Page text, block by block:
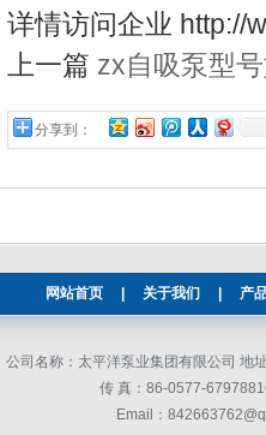
详情访问企业 http://
上一篇 zx自吸泵型
分享到：
网站首页 关于我们 产
公司名称：太平洋泵业集团有限公司 地
传 真：86-0577-
Email：